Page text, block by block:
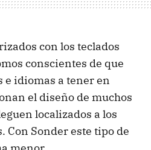
con los teclados
conscientes de que
e idiomas a tener en
el diseño de muchos
localizados a los
Con Sonder este tipo de